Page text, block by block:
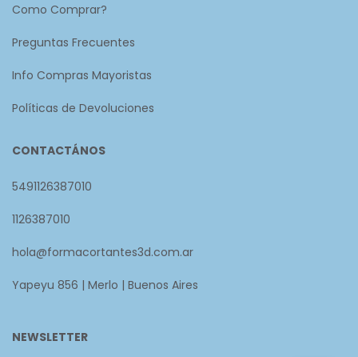
Como Comprar?
Preguntas Frecuentes
Info Compras Mayoristas
Políticas de Devoluciones
CONTACTÁNOS
5491126387010
1126387010
hola@formacortantes3d.com.ar
Yapeyu 856 | Merlo | Buenos Aires
NEWSLETTER